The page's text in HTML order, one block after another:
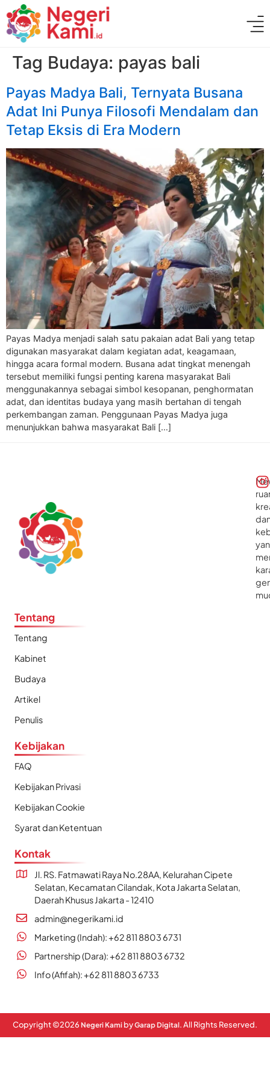
Tag Budaya: payas bali
Payas Madya Bali, Ternyata Busana
Adat Ini Punya Filosofi Mendalam dan
Tetap Eksis di Era Modern
Payas Madya menjadi salah satu pakaian adat Bali yang tetap
digunakan masyarakat dalam kegiatan adat, keagamaan,
hingga acara formal modern. Busana adat tingkat menengah
tersebut memiliki fungsi penting karena masyarakat Bali
menggunakannya sebagai simbol kesopanan, penghormatan
adat, dan identitas budaya yang masih bertahan di tengah
perkembangan zaman. Penggunaan Payas Madya juga
menunjukkan bahwa masyarakat Bali […]
Tentang
Tentang
Kabinet
Budaya
Artikel
Penulis
Kebijakan
FAQ
Kebijakan Privasi
Kebijakan Cookie
Syarat dan Ketentuan
Kontak
Jl. RS. Fatmawati Raya No.28AA, Kelurahan Cipete
Selatan, Kecamatan Cilandak, Kota Jakarta Selatan,
Daerah Khusus Jakarta - 12410
admin@negerikami.id
Marketing (Indah): +62 811 8803 6731
Partnership (Dara): +62 811 8803 6732
Info (Afifah): +62 811 8803 6733
Copyright ©2026 Negeri Kami byGarap Digital. All Rights Reserved.